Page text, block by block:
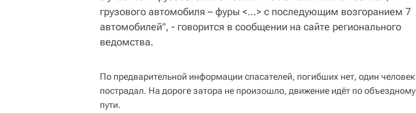
грузового автомобиля – фуры <...> c последующим возгоранием 7
автомобилей", - говорится в сообщении на сайте регионального
ведомства.
По предварительной информации спасателей, погибших нет, один человек
пострадал. На дороге затора не произошло, движение идёт по объездному
пути.